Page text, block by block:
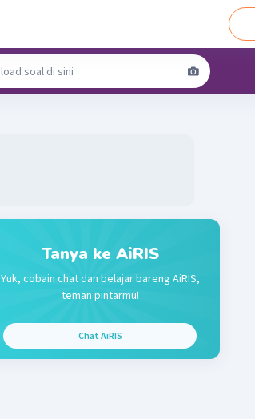
Tanya ke AiRIS
Yuk, cobain chat dan belajar bareng AiRIS,
teman pintarmu!
Chat AiRIS